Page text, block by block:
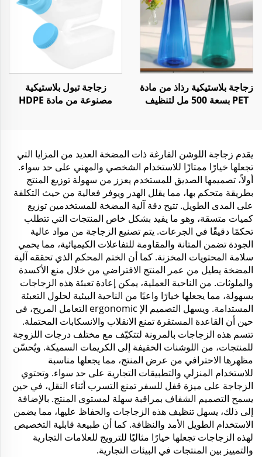
زجاجة بلاستيكية رذاذ من مادة
PET بسعة 500 مل لتنظيف
زجاجة تبول بلاستيكية
مصنوعة من مادة HDPE
المستشفى
يقدم زجاجة اللوشن الفارغة ذات المضخة العديد من المزايا التي
تجعلها خيارًا ممتازًا للاستخدام الشخصي والمهني على حد سواء.
أولاً، تصميمها الصديق للمستخدم يعزز من سهولة توزيع المنتج
بطريقة متحكم بها، مما يقلل الهدر ويوفر فعالية من حيث التكلفة
على المدى الطويل. تتيح دقة آلية المضخة للمستخدمين توزيع
كميات متسقة، وهو ما يفيد بشكل خاص المنتجات التي تتطلب
تحكمًا دقيقًا في الجرعات. يتم تصنيع الزجاجة من مواد عالية
الجودة تضمن المتانة والمقاومة للتفاعلات الكيميائية، مما يحمي
سلامة المحتويات المخزنة. كما أن الختم المحكم الذي تحققه آلية
المضخة يطيل من عمر المنتج الافتراضي من خلال منع الأكسدة
والملوثات. من الناحية العملية، يمكن إعادة تعبئة هذه الزجاجات
بسهولة، مما يجعلها خيارًا واعيًا من الناحية البيئية لحلول التعبئة
المستدامة. ويسهل التصميم الإ ergonomic التعامل المريح، في
حين أن القاعدة المستقرة تمنع الانقلاب والانسكابات المحتملة.
تتسم هذه الزجاجات بالمرونة لتتكيّف مع مختلف درجات اللزوجة
للمنتجات، من اللوشنات الخفيفة إلى الكريمات السميكة. ويُحسّن
مظهرها الاحترافي من عرض المنتج، مما يجعلها مناسبة
للاستخدام المنزلي والتطبيقات التجارية على حد سواء. وتحتوي
الزجاجة على ميزة قفل للسفر تمنع التسرب أثناء النقل، في حين
يسمح التصميم الشفاف بمراقبة سهلة لمستوى المنتج. بالإضافة
إلى ذلك، يسهل تنظيف هذه الزجاجات والحفاظ عليها، مما يضمن
الاستخدام الطويل الأمد والنظافة. كما أن طبيعة قابلية التخصيص
لهذه الزجاجات تجعلها خيارًا مثاليًا للترويج للعلامات التجارية
والتمييز بين المنتجات في البيئات التجارية.